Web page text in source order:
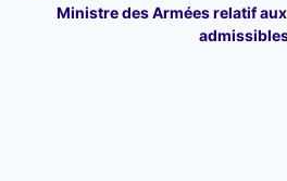
Ministre des Armées relatif